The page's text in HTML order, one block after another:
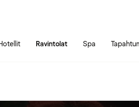
Ravintolat Spa